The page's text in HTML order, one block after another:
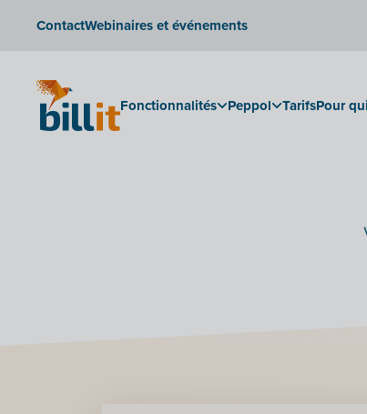
ContactWebinaires et événements
Fonctionnalités Peppol TarifsPour